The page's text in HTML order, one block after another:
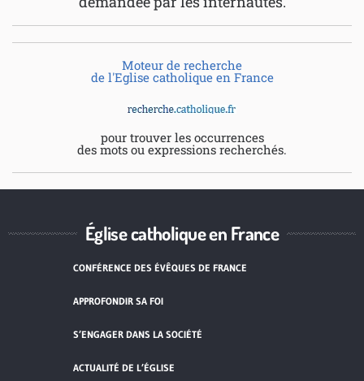
Moteur de recherche
de l'Eglise catholique en France
pour trouver les occurrences
des mots ou expressions recherchés.
Église catholique en France
CONFÉRENCE DES ÉVÊQUES DE FRANCE
APPROFONDIR SA FOI
S’ENGAGER DANS LA SOCIÉTÉ
ACTUALITÉ DE L’ÉGLISE